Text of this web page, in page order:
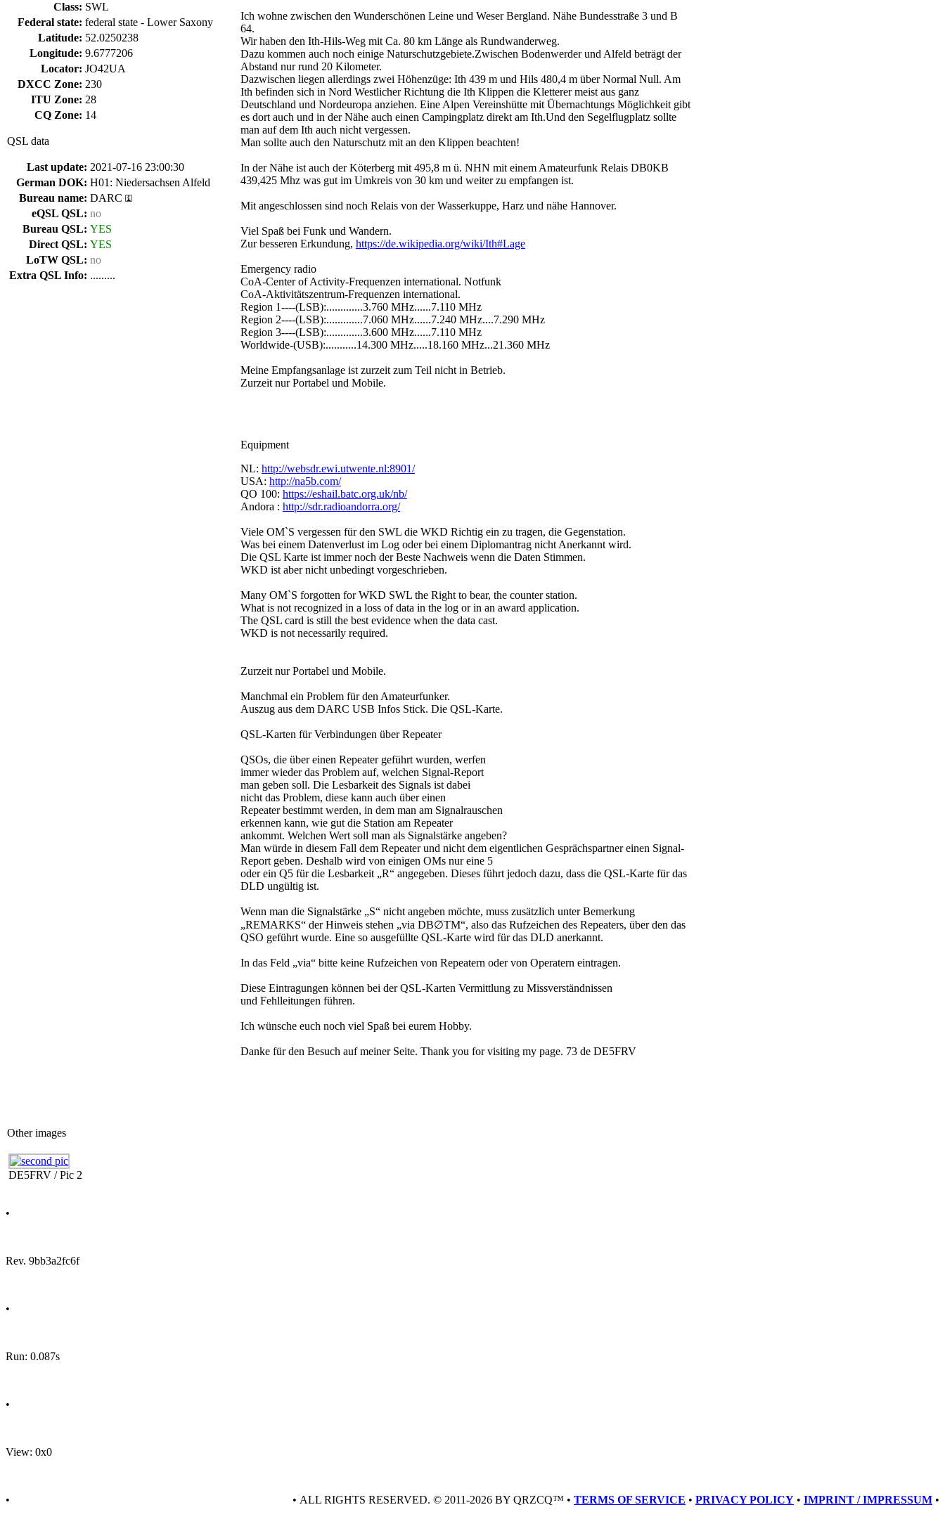
Class: SWL
Federal state: federal state - Lower Saxony
Latitude: 52.0250238
Longitude: 9.6777206
Locator: JO42UA
DXCC Zone: 230
ITU Zone: 28
CQ Zone: 14
QSL data
Last update: 2021-07-16 23:00:30
German DOK: H01: Niedersachsen Alfeld
Bureau name: DARC
eQSL QSL: no
Bureau QSL: YES
Direct QSL: YES
LoTW QSL: no
Extra QSL Info: .........
Ich wohne zwischen den Wunderschönen Leine und Weser Bergland. Nähe Bundesstraße 3 und B
64.
Wir haben den Ith-Hils-Weg mit Ca. 80 km Länge als Rundwanderweg.
Dazu kommen auch noch einige Naturschutzgebiete.Zwischen Bodenwerder und Alfeld beträgt der
Abstand nur rund 20 Kilometer.
Dazwischen liegen allerdings zwei Höhenzüge: Ith 439 m und Hils 480,4 m über Normal Null. Am
Ith befinden sich in Nord Westlicher Richtung die Ith Klippen die Kletterer meist aus ganz
Deutschland und Nordeuropa anziehen. Eine Alpen Vereinshütte mit Übernachtungs Möglichkeit gibt
es dort auch und in der Nähe auch einen Campingplatz direkt am Ith.Und den Segelflugplatz sollte
man auf dem Ith auch nicht vergessen.
Man sollte auch den Naturschutz mit an den Klippen beachten!
In der Nähe ist auch der Köterberg mit 495,8 m ü. NHN mit einem Amateurfunk Relais DB0KB
439,425 Mhz was gut im Umkreis von 30 km und weiter zu empfangen ist.
Mit angeschlossen sind noch Relais von der Wasserkuppe, Harz und nähe Hannover.
Viel Spaß bei Funk und Wandern.
Zur besseren Erkundung, https://de.wikipedia.org/wiki/Ith#Lage
Emergency radio
CoA-Center of Activity-Frequenzen international. Notfunk
CoA-Aktivitätszentrum-Frequenzen international.
Region 1----(LSB):.............3.760 MHz......7.110 MHz
Region 2----(LSB):.............7.060 MHz......7.240 MHz....7.290 MHz
Region 3----(LSB):.............3.600 MHz......7.110 MHz
Worldwide-(USB):...........14.300 MHz.....18.160 MHz...21.360 MHz
Meine Empfangsanlage ist zurzeit zum Teil nicht in Betrieb.
Zurzeit nur Portabel und Mobile.
Equipment
NL: http://websdr.ewi.utwente.nl:8901/
USA: http://na5b.com/
QO 100: https://eshail.batc.org.uk/nb/
Andora : http://sdr.radioandorra.org/
Viele OM`S vergessen für den SWL die WKD Richtig ein zu tragen, die Gegenstation.
Was bei einem Datenverlust im Log oder bei einem Diplomantrag nicht Anerkannt wird.
Die QSL Karte ist immer noch der Beste Nachweis wenn die Daten Stimmen.
WKD ist aber nicht unbedingt vorgeschrieben.
Many OM`S forgotten for WKD SWL the Right to bear, the counter station.
What is not recognized in a loss of data in the log or in an award application.
The QSL card is still the best evidence when the data cast.
WKD is not necessarily required.
Zurzeit nur Portabel und Mobile.
Manchmal ein Problem für den Amateurfunker.
Auszug aus dem DARC USB Infos Stick. Die QSL-Karte.
QSL-Karten für Verbindungen über Repeater
QSOs, die über einen Repeater geführt wurden, werfen
immer wieder das Problem auf, welchen Signal-Report
man geben soll. Die Lesbarkeit des Signals ist dabei
nicht das Problem, diese kann auch über einen
Repeater bestimmt werden, in dem man am Signalrauschen
erkennen kann, wie gut die Station am Repeater
ankommt. Welchen Wert soll man als Signalstärke angeben?
Man würde in diesem Fall dem Repeater und nicht dem eigentlichen Gesprächspartner einen Signal-
Report geben. Deshalb wird von einigen OMs nur eine 5
oder ein Q5 für die Lesbarkeit „R“ angegeben. Dieses führt jedoch dazu, dass die QSL-Karte für das
DLD ungültig ist.
Wenn man die Signalstärke „S“ nicht angeben möchte, muss zusätzlich unter Bemerkung
„REMARKS“ der Hinweis stehen „via DB∅TM“, also das Rufzeichen des Repeaters, über den das
QSO geführt wurde. Eine so ausgefüllte QSL-Karte wird für das DLD anerkannt.
In das Feld „via“ bitte keine Rufzeichen von Repeatern oder von Operatern eintragen.
Diese Eintragungen können bei der QSL-Karten Vermittlung zu Missverständnissen
und Fehlleitungen führen.
Ich wünsche euch noch viel Spaß bei eurem Hobby.
Danke für den Besuch auf meiner Seite. Thank you for visiting my page. 73 de DE5FRV
Other images
DE5FRV / Pic 2
•
Rev. 9bb3a2fc6f
•
Run: 0.087s
•
View: 0x0
• • ALL RIGHTS RESERVED. © 2011-2026 BY QRZCQ™ • TERMS OF SERVICE • PRIVACY POLICY • IMPRINT / IMPRESSUM •